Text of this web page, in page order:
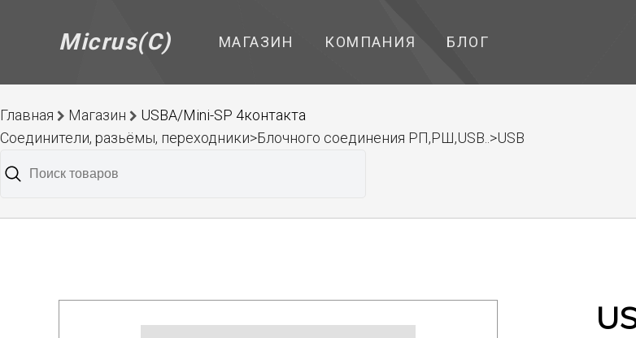
Micrus(C) МАГАЗИН КОМПАНИЯ БЛОГ
Главная Магазин
USBA/Mini-SP 4контакта
Соединители, разьёмы, переходники>Блочного соединения РП,РШ,USB..>USB